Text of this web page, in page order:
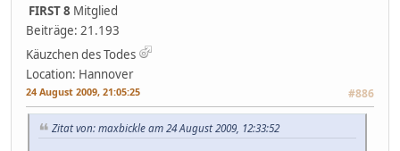
FIRST 8 Mitglied
Beiträge: 21.193
Käuzchen des Todes
Location: Hannover
24 August 2009, 21:05:25 #886
Zitat von: maxbickle am 24 August 2009, 12:33:52